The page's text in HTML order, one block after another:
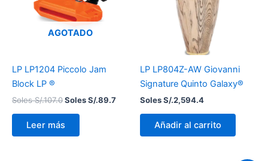
AGOTADO
LP LP1204 Piccolo Jam
Block LP ®
Soles S/.107.0Soles S/.89.7
Leer más
LP LP804Z-AW Giovanni
Signature Quinto Galaxy®
Soles S/.2,594.4
Añadir al carrito